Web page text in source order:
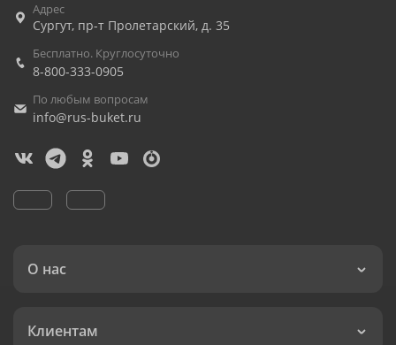
Адрес
Сургут, пр-т Пролетарский, д. 35
Бесплатно. Круглосуточно
8-800-333-0905
По любым вопросам
info@rus-buket.ru
О нас
Клиентам